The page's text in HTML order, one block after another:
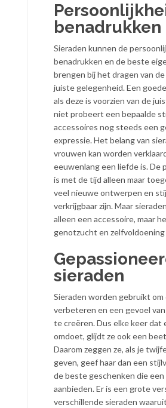
benadrukken
Sieraden kunnen de
benadrukken en de beste
brengen bij het dragen van
juiste gelegenheid. Een
als deze is voorzien van de
niet probeert een bepaalde
accessoires nog steeds een
expressie. Het belang van
vrouwen kan worden
eeuwenlang een liefde is. De
is met de tijd alleen maar
veel nieuwe ontwerpen en
verkrijgbaar zijn. Maar
alleen een accessoire, maar
genotzucht en
sieraden
Sieraden worden gebruikt
verbeteren en een gevoel
te creëren. Dus elke keer dat
omdoet, glijdt ze ook een
Daarom zeggen ze, als je
geven, geef haar dan een
de beste geschenken die een
aanbieden. Er is een grote
verschillende sieraden